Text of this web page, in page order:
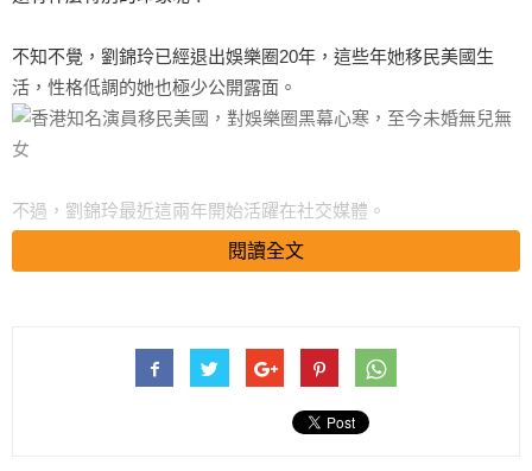
不知不覺，劉錦玲已經退出娛樂圈20年，這些年她移民美國生
活，性格低調的她也極少公開露面。
不過，劉錦玲最近這兩年開始活躍在社交媒體。
搜尋 Travel
她也算是退出了「失蹤人口」名單。
近日，劉錦玲在社交媒體上談及了娛樂圈的一些點點滴滴，引發
閱讀全文